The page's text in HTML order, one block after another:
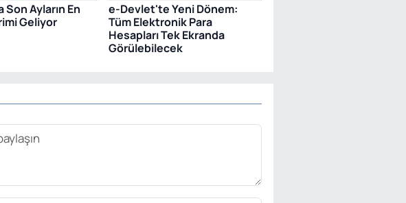
Son Ayların En
Geliyor
e-Devlet'te Yeni Dönem:
Tüm Elektronik Para
Hesapları Tek Ekranda
Görülebilecek